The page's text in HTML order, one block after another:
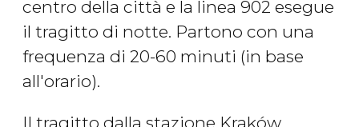
centro della città e la linea 902 esegue
il tragitto di notte. Partono con una
frequenza di 20-60 minuti (in base
all'orario).
Il tragitto dalla stazione Kraków